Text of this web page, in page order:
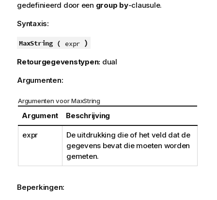
gedefinieerd door een group by-clausule.
Syntaxis:
MaxString ( expr )
Retourgegevenstypen: dual
Argumenten:
Argumenten voor MaxString
Argument Beschrijving
expr
De uitdrukking die of het veld dat de
gegevens bevat die moeten worden
gemeten.
Beperkingen: